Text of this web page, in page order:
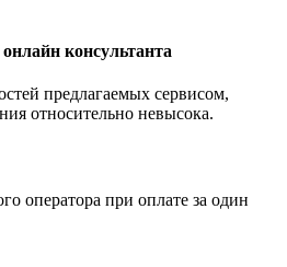
консультанта
предлагаемых сервисом,
относительно невысока.
оператора при оплате за один